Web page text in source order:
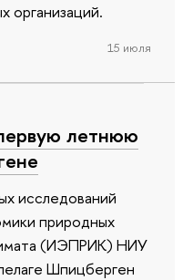
организаций.
15 июля
летнюю
исследований
природных
(ИЭПРИК) НИУ
Шпицберген